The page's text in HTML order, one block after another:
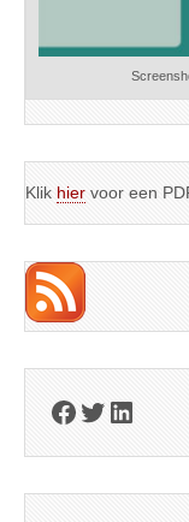
Klik hier voor een
Facebook
Twitter